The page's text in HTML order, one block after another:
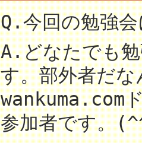
Q.今回の勉強
A.どなたでも
す。部外者だ
wankuma.com
参加者です。